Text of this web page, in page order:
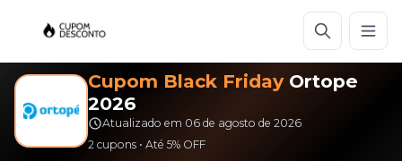
Cupom Black Friday Ortope
2026
Atualizado em 06 de agosto de 2026
2cupons • Até 5%OFF